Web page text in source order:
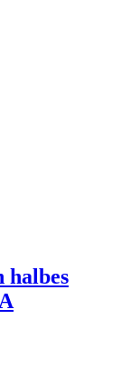
halbes